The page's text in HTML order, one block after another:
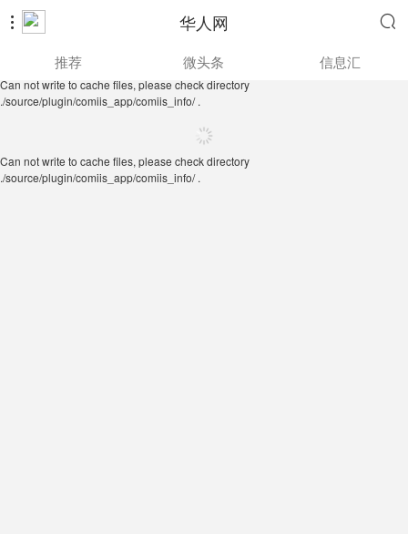
 华人网 
./source/plugin/comiis_app/comiis_info/ .
推荐 微头条 信息汇
Can not write to cache files, please check directory
./source/plugin/comiis_app/comiis_info/ .
Can not write to cache files, please check directory
./source/plugin/comiis_app/comiis_info/ .